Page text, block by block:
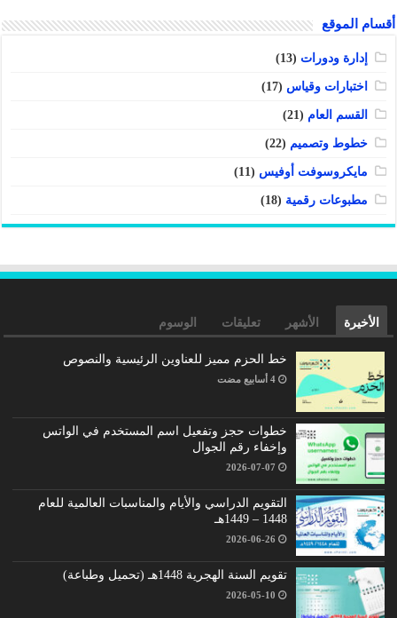
أقسام الموقع
إدارة ودورات (13)
اختبارات وقياس (17)
القسم العام (21)
خطوط وتصميم (22)
مايكروسوفت أوفيس (11)
مطبوعات رقمية (18)
الأخيرة الأشهر تعليقات الوسوم
خط الحزم مميز للعناوين الرئيسية والنصوص
‏4 أسابيع مضت
خطوات حجز وتفعيل اسم المستخدم في الواتس
وإخفاء رقم الجوال
2026-07-07
التقويم الدراسي والأيام والمناسبات العالمية للعام
1448 – 1449هـ
2026-06-26
تقويم السنة الهجرية 1448هـ (تحميل وطباعة)
2026-05-10